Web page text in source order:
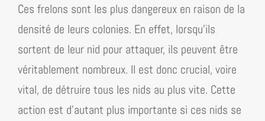
Ces frelons sont les plus dangereux en raison de la
densité de leurs colonies. En effet, lorsqu’ils
sortent de leur nid pour attaquer, ils peuvent être
véritablement nombreux. Il est donc crucial, voire
vital, de détruire tous les nids au plus vite. Cette
action est d’autant plus importante si ces nids se